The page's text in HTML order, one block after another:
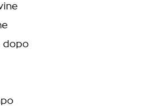
dopo